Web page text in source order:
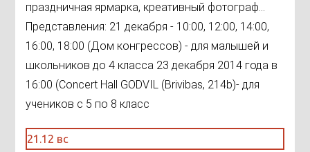
праздничная ярмарка, креативный фотограф...
Представления: 21 декабря - 10:00, 12:00, 14:00,
16:00, 18:00 (Дом конгрессов) - для малышей и
школьников до 4 класса 23 декабря 2014 года в
16:00 (Cоncert Hall GODVIL (Brivibas, 214b)- для
учеников с 5 по 8 класс
21.12 вс